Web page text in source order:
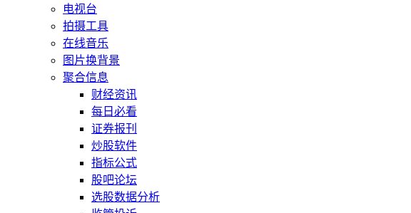
电视台
拍摄工具
在线音乐
图片换背景
聚合信息
财经资讯
每日必看
证券报刊
炒股软件
指标公式
股吧论坛
选股数据分析